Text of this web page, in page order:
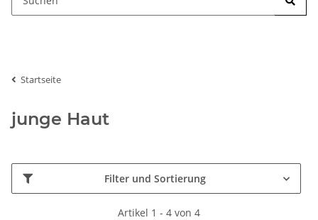
Startseite
junge Haut
Filter und Sortierung
Artikel 1 - 4 von 4